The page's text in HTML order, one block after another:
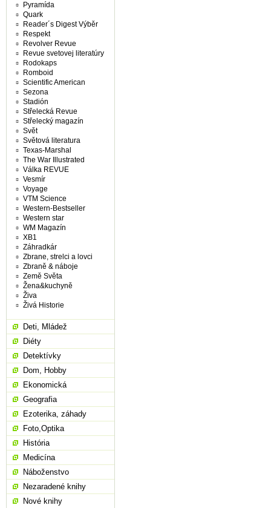
Pyramída
Quark
Reader´s Digest Výběr
Respekt
Revolver Revue
Revue svetovej literatúry
Rodokaps
Romboid
Scientific American
Sezona
Stadión
Střelecká Revue
Střelecký magazín
Svět
Světová literatura
Texas-Marshal
The War Illustrated
Válka REVUE
Vesmír
Voyage
VTM Science
Western-Bestseller
Western star
WM Magazín
XB1
Záhradkár
Zbrane, strelci a lovci
Zbraně & náboje
Země Světa
Žena&kuchyně
Živa
Živá Historie
Deti, Mládež
Diéty
Detektívky
Dom, Hobby
Ekonomická
Geografia
Ezoterika, záhady
Foto,Optika
História
Medicína
Náboženstvo
Nezaradené knihy
Nové knihy